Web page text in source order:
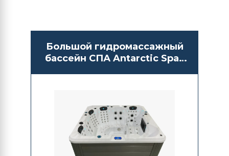
Большой гидромассажный
бассейн СПА Antarctic Spas